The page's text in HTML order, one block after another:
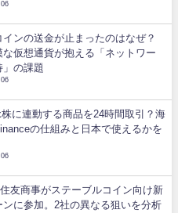
インの送金が止まったのはなぜ？
な仮想通貨が抱える「ネットワー
」の課題
株に連動する商品を24時間取引？海
の仕組みと日本で使えるかを
友商事がステーブルコイン向け新
ンに参加。2社の異なる狙いを分析